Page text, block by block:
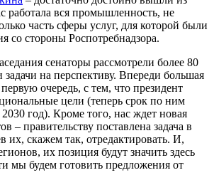
работала вся промышленность, не
часть сферы услуг, для которой были
со стороны Роспотребнадзора.
сенаторы рассмотрели более 80
задачи на перспективу. Впереди большая
очередь, с тем, что президент
цели (теперь срок по ним
год). Кроме того, нас ждет новая
– правительству поставлена задача в
их, скажем так, отредактировать. И,
их позиция будут значить здесь
мы будем готовить предложения от